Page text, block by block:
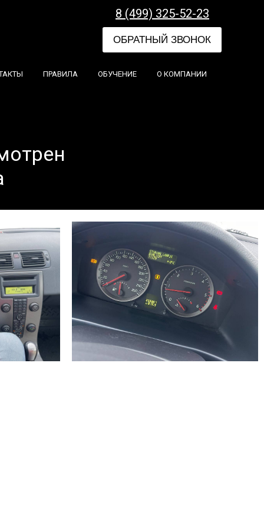
ОБРАТНЫЙ ЗВОНОК
8 (499) 325-52-23
ПРАВИЛА ОБУЧЕНИЕ О КОМПАНИИ